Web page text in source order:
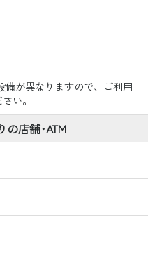
が異なりますので、ご利用
い。
の店舗･ATM